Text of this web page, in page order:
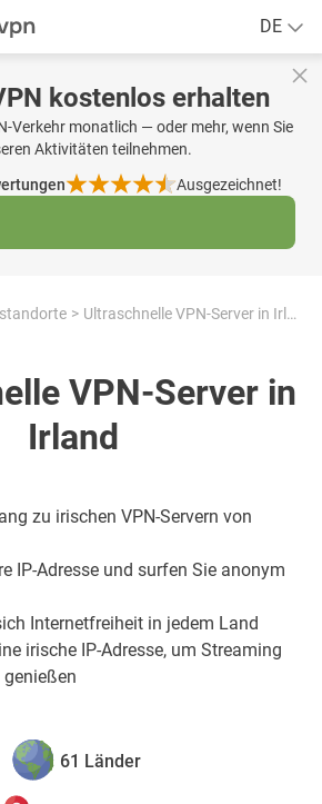
DE
kostenlos erhalten
Verkehr monatlich — oder mehr, wenn Sie
Aktivitäten teilnehmen.
Ausgezeichnet!
Ultraschnelle VPN-Server in Irland
VPN-Server in
Irland
zu irischen VPN-Servern von
IP-Adresse und surfen Sie anonym
Internetfreiheit in jedem Land
irische IP-Adresse, um Streaming
genießen
61 Länder